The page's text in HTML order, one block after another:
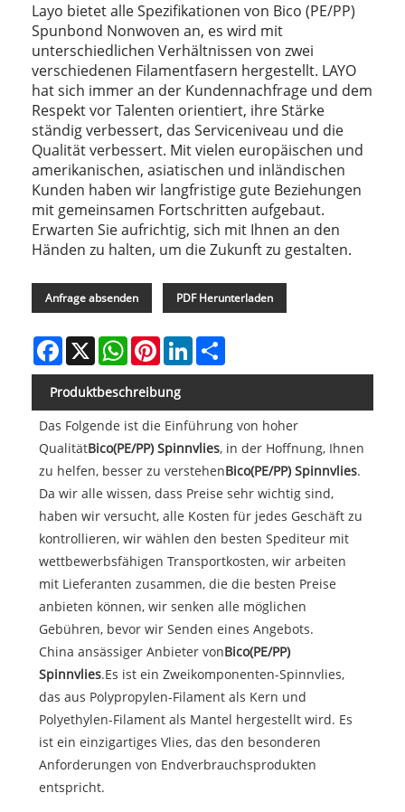
Layo bietet alle Spezifikationen von Bico (PE/PP)
Spunbond Nonwoven an, es wird mit
unterschiedlichen Verhältnissen von zwei
verschiedenen Filamentfasern hergestellt. LAYO
hat sich immer an der Kundennachfrage und dem
Respekt vor Talenten orientiert, ihre Stärke
ständig verbessert, das Serviceniveau und die
Qualität verbessert. Mit vielen europäischen und
amerikanischen, asiatischen und inländischen
Kunden haben wir langfristige gute Beziehungen
mit gemeinsamen Fortschritten aufgebaut.
Erwarten Sie aufrichtig, sich mit Ihnen an den
Händen zu halten, um die Zukunft zu gestalten.
Anfrage absenden PDF Herunterladen
Facebook
X WhatsAppPinterestLinkedIn
Produktbeschreibung
Das Folgende ist die Einführung von hoher
QualitätBico(PE/PP) Spinnvlies, in der Hoffnung, Ihnen
zu helfen, besser zu verstehenBico(PE/PP) Spinnvlies.
Da wir alle wissen, dass Preise sehr wichtig sind,
haben wir versucht, alle Kosten für jedes Geschäft zu
kontrollieren, wir wählen den besten Spediteur mit
wettbewerbsfähigen Transportkosten, wir arbeiten
mit Lieferanten zusammen, die die besten Preise
anbieten können, wir senken alle möglichen
Gebühren, bevor wir Senden eines Angebots.
China ansässiger Anbieter vonBico(PE/PP)
Spinnvlies.Es ist ein Zweikomponenten-Spinnvlies,
das aus Polypropylen-Filament als Kern und
Polyethylen-Filament als Mantel hergestellt wird. Es
ist ein einzigartiges Vlies, das den besonderen
Anforderungen von Endverbrauchsprodukten
entspricht.